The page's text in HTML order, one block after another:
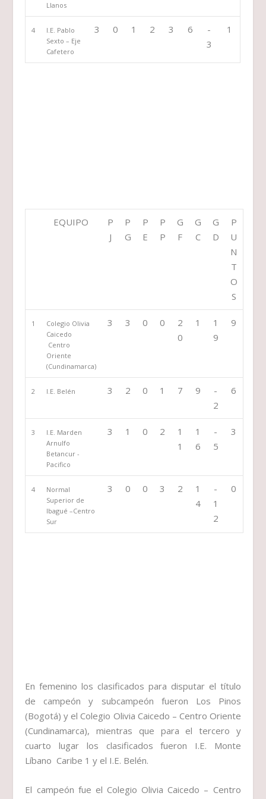
Llanos
4
I.E. Pablo
Sexto – Eje
Cafetero
3 0 1 2 3 6
-
3
1
EQUIPO
P
J
P
G
P
E
P
P
G
F
G
C
G
D
P
U
N
T
O
S
1
Colegio Olivia
Caicedo
Centro
Oriente
(Cundinamarca)
3 3 0 0
2
0
1
1
9
9
2 I.E. Belén 3 2 0 1 7 9
-
2
6
3
I.E. Marden
Arnulfo
Betancur -
Pacifico
3 1 0 2
1
1
1
6
-
5
3
4
Normal
Superior de
Ibagué –Centro
Sur
3 0 0 3 2
1
4
-
1
2
0
En femenino los clasificados para disputar el título
de campeón y subcampeón fueron Los Pinos
(Bogotá)y el Colegio Olivia Caicedo – Centro Oriente
(Cundinamarca),mientras que para el tercero y
cuarto lugar los clasificados fueron I.E. Monte
Líbano Caribe 1y el I.E. Belén.
El campeón fue el Colegio Olivia Caicedo – Centro